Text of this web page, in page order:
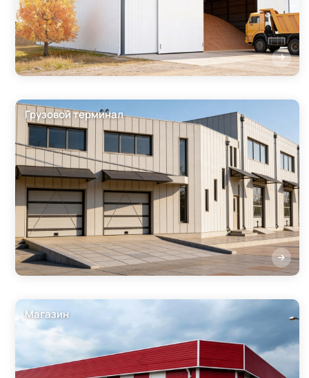
Грузовой терминал
Магазин